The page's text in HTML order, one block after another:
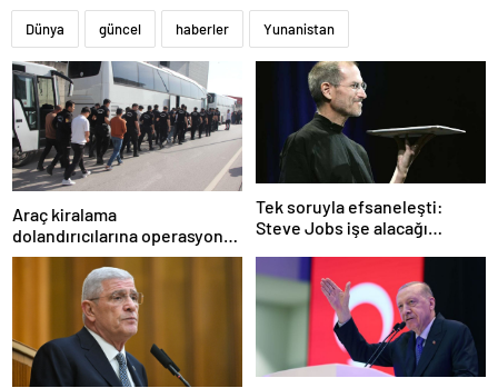
Dünya güncel haberler Yunanistan
Araç kiralama
dolandırıcılarına operasyon:
101 gözaltı
Tek soruyla efsaneleşti:
Steve Jobs işe alacağı
seçiyordu!